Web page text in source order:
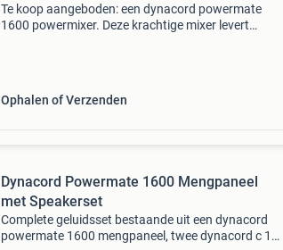
Te koop aangeboden: een dynacord powermate
1600 powermixer. Deze krachtige mixer levert
Ophalen of Verzenden
Dynacord Powermate 1600 Mengpaneel
met Speakerset
Complete geluidsset bestaande uit een dynacord
powermate 1600 mengpaneel, twee dynacord c 12-